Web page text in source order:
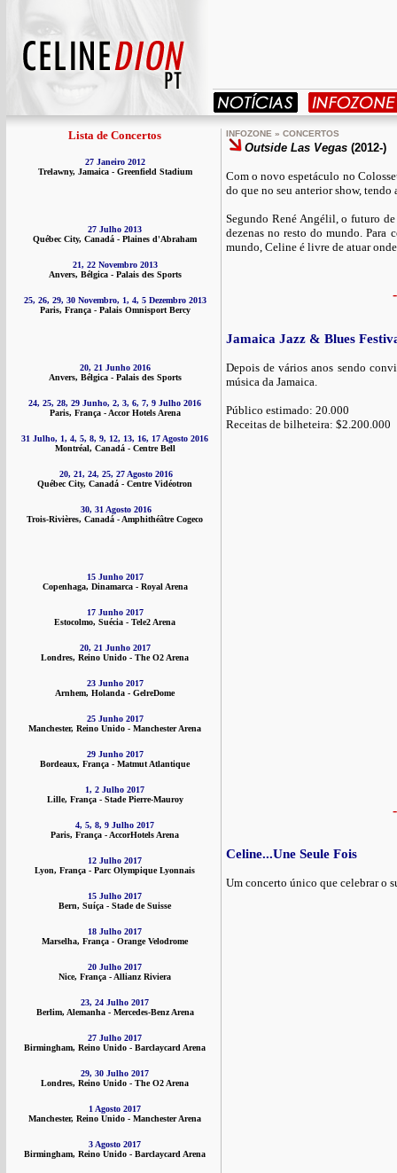
Lista de Concertos
27 Janeiro 2012
Trelawny, Jamaica - Greenfield Stadium
27 Julho 2013
Québec City, Canadá - Plaines d'Abraham
21, 22 Novembro 2013
Anvers, Bélgica - Palais des Sports
25, 26, 29, 30 Novembro, 1, 4, 5 Dezembro 2013
Paris, França - Palais Omnisport Bercy
20, 21 Junho 2016
Anvers, Bélgica - Palais des Sports
24, 25, 28, 29 Junho, 2, 3, 6, 7, 9 Julho 2016
Paris, França - Accor Hotels Arena
31 Julho, 1, 4, 5, 8, 9, 12, 13, 16, 17 Agosto 2016
Montréal, Canadá - Centre Bell
20, 21, 24, 25, 27 Agosto 2016
Québec City, Canadá - Centre Vidéotron
30, 31 Agosto 2016
Trois-Rivières, Canadá - Amphithéâtre Cogeco
15 Junho 2017
Copenhaga, Dinamarca - Royal Arena
17 Junho 2017
Estocolmo, Suécia - Tele2 Arena
20, 21 Junho 2017
Londres, Reino Unido - The O2 Arena
23 Junho 2017
Arnhem, Holanda - GelreDome
25 Junho 2017
Manchester, Reino Unido - Manchester Arena
29 Junho 2017
Bordeaux, França - Matmut Atlantique
1, 2 Julho 2017
Lille, França - Stade Pierre-Mauroy
4, 5, 8, 9 Julho 2017
Paris, França - AccorHotels Arena
12 Julho 2017
Lyon, França - Parc Olympique Lyonnais
15 Julho 2017
Bern, Suíça - Stade de Suisse
18 Julho 2017
Marselha, França - Orange Velodrome
20 Julho 2017
Nice, França - Allianz Riviera
23, 24 Julho 2017
Berlim, Alemanha - Mercedes-Benz Arena
27 Julho 2017
Birmingham, Reino Unido - Barclaycard Arena
29, 30 Julho 2017
Londres, Reino Unido - The O2 Arena
1 Agosto 2017
Manchester, Reino Unido - Manchester Arena
3 Agosto 2017
Birmingham, Reino Unido - Barclaycard Arena
INFOZONE » CONCERTOS
Outside Las Vegas (2012-)
Com o novo espetáculo no
do que no seu anterior show, tendo
Segundo René Angélil, o futuro
dezenas no resto do mundo. Para
mundo, Celine é livre de atuar
Jamaica Jazz & Blues
Depois de vários anos sendo
música da Jamaica.
Público estimado: 20.000
Receitas de bilheteira: $2.200.000
Celine...Une Seule Fois
Um concerto único que celebrar o